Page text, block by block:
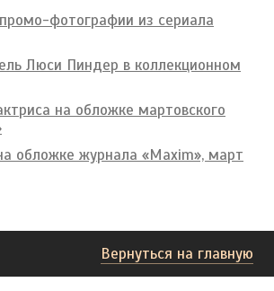
фотографии из сериала
Люси Пиндер в коллекционном
на обложке мартовского
обложке журнала «Maxim», март
Вернуться на главную